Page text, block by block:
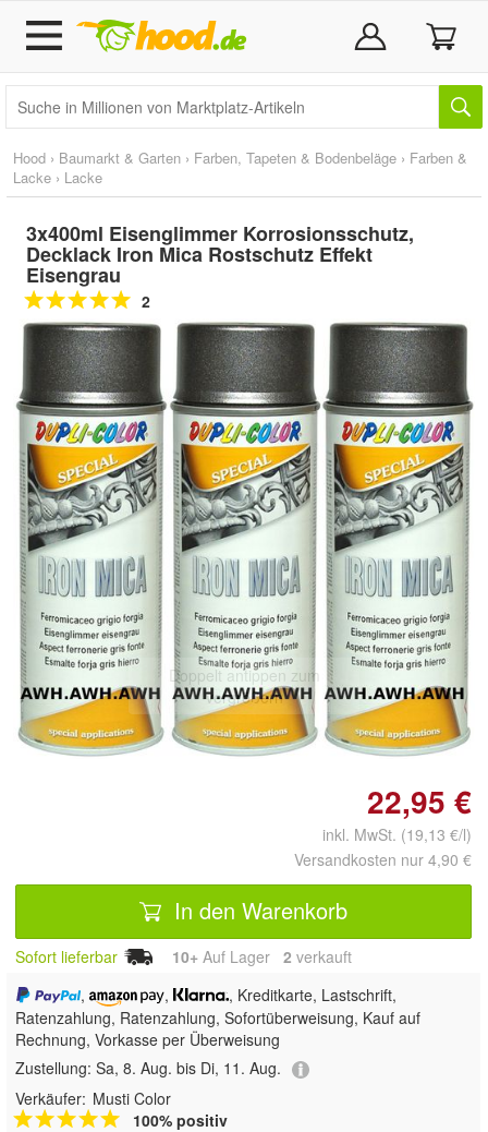
Hood › Baumarkt & Garten › Farben, Tapeten & Bodenbeläge › Farben &
Lacke › Lacke
3x400ml Eisenglimmer Korrosionsschutz,
Decklack Iron Mica Rostschutz Effekt
Eisengrau
2
Doppelt antippen zum
vergrößern
22,95 €
inkl. MwSt. (19,13 €/l)
Versandkosten nur 4,90 €
In den Warenkorb
Sofort lieferbar 10+ Auf Lager 2 verkauft
,
,
, Kreditkarte, Lastschrift,
Ratenzahlung, Ratenzahlung, Sofortüberweisung, Kauf auf
Rechnung, Vorkasse per Überweisung
Zustellung: Sa, 8. Aug. bis Di, 11. Aug.
Verkäufer: Musti Color
100% positiv